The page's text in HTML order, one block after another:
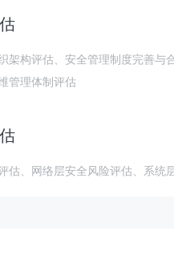
架构评估、安全管理制度完善
管理体制评估
估、网络层安全风险评估、系